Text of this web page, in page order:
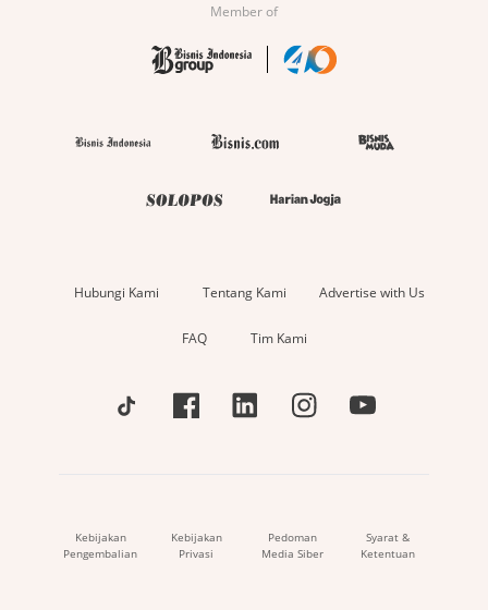
Member of
Hubungi Kami Tentang Kami Advertise with Us
FAQ Tim Kami
Kebijakan
Pengembalian
Kebijakan
Privasi
Pedoman
Media Siber
Syarat &
Ketentuan